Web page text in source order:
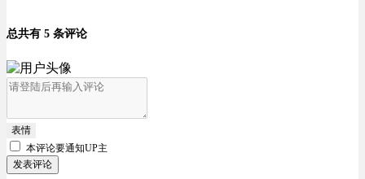
总共有 5 条评论
表情
本评论要通知UP主
发表评论